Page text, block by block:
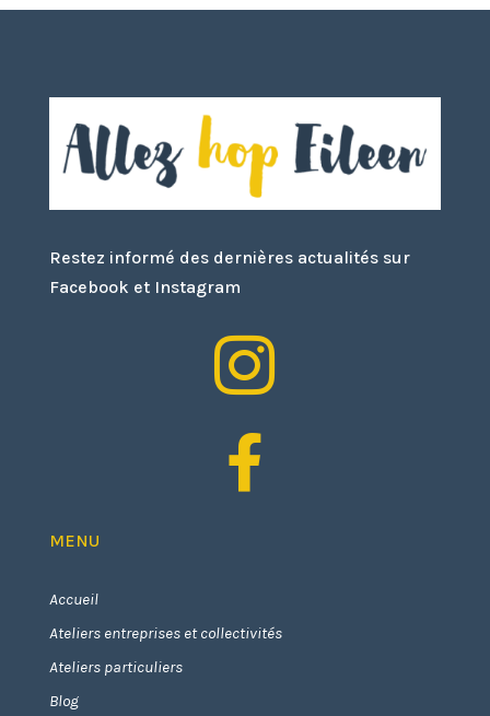
Restez informé des dernières actualités sur
Facebook et Instagram


MENU
Accueil
Ateliers entreprises et collectivités
Ateliers particuliers
Blog